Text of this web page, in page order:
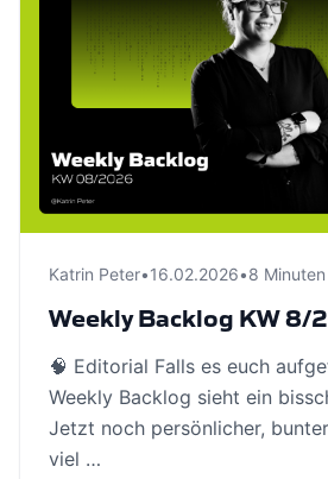
Katrin Peter•16.02.2026•8 Minuten
Weekly Backlog KW 8/
🧠 Editorial Falls es euch
Weekly Backlog sieht ein
Jetzt noch persönlicher,
viel …